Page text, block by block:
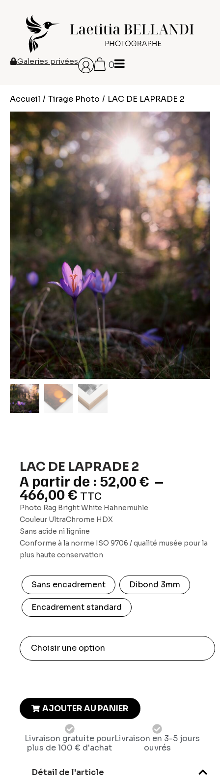
Galeries privées 0
Accueil / Tirage Photo / LAC DE LAPRADE 2
LAC DE LAPRADE 2
52,00€ –
466,00€ TTC
Photo Rag Bright White Hahnemühle
Couleur UltraChrome HDX
Sans acide ni lignine
Conforme à la norme ISO 9706 / qualité musée pour la
plus haute conservation
Sans encadrement Dibond 3mm
Encadrement standard
AJOUTER AU PANIER
Livraison gratuite pour
plus de 100 € d'achat
Livraison en 3-5 jours
ouvrés
Détail de l'article